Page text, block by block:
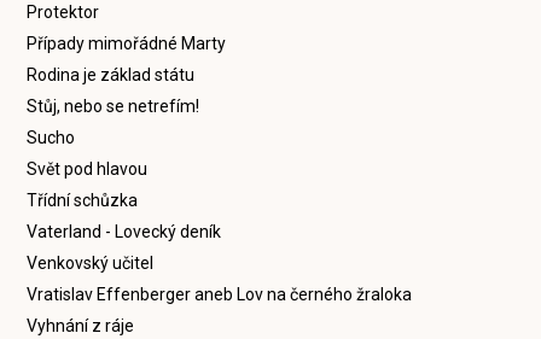
Protektor
Případy mimořádné Marty
Rodina je základ státu
Stůj, nebo se netrefím!
Sucho
Svět pod hlavou
Třídní schůzka
Vaterland - Lovecký deník
Venkovský učitel
Vratislav Effenberger aneb Lov na černého žraloka
Vyhnání z ráje